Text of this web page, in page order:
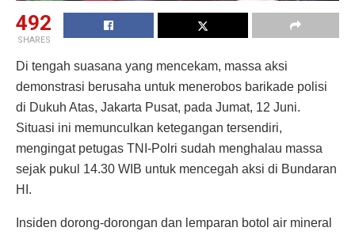
492
SHARES
Di tengah suasana yang mencekam, massa aksi
demonstrasi berusaha untuk menerobos barikade polisi
di Dukuh Atas, Jakarta Pusat, pada Jumat, 12 Juni.
Situasi ini memunculkan ketegangan tersendiri,
mengingat petugas TNI-Polri sudah menghalau massa
sejak pukul 14.30 WIB untuk mencegah aksi di Bundaran
HI.
Insiden dorong-dorongan dan lemparan botol air mineral